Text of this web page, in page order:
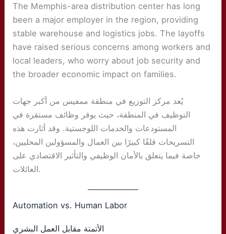
The Memphis-area distribution center has long
been a major employer in the region, providing
stable warehouse and logistics jobs. The layoffs
have raised serious concerns among workers and
local leaders, who worry about job security and
the broader economic impact on families.
يُعد مركز التوزيع في منطقة ممفيس من أكبر جهات
التوظيف في المنطقة، حيث يوفر وظائف مستقرة في
المستودعات والخدمات اللوجستية. وقد أثارت هذه
التسريحات قلقًا كبيرًا بين العمال والمسؤولين المحليين،
خاصة فيما يتعلق بالأمان الوظيفي والتأثير الاقتصادي على
العائلات.
Automation vs. Human Labor
الأتمتة مقابل العمل البشري